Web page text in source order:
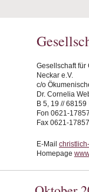
Gesellschaft
Neckar e.V.
c/o
Dr. Cornelia
B 5, 19 //
Fon 0621-
Fax 0621-
E-Mail
Homepage